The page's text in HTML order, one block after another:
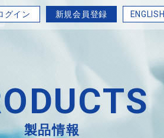
ENGLISH
グイン 新規会員登録
製品情報